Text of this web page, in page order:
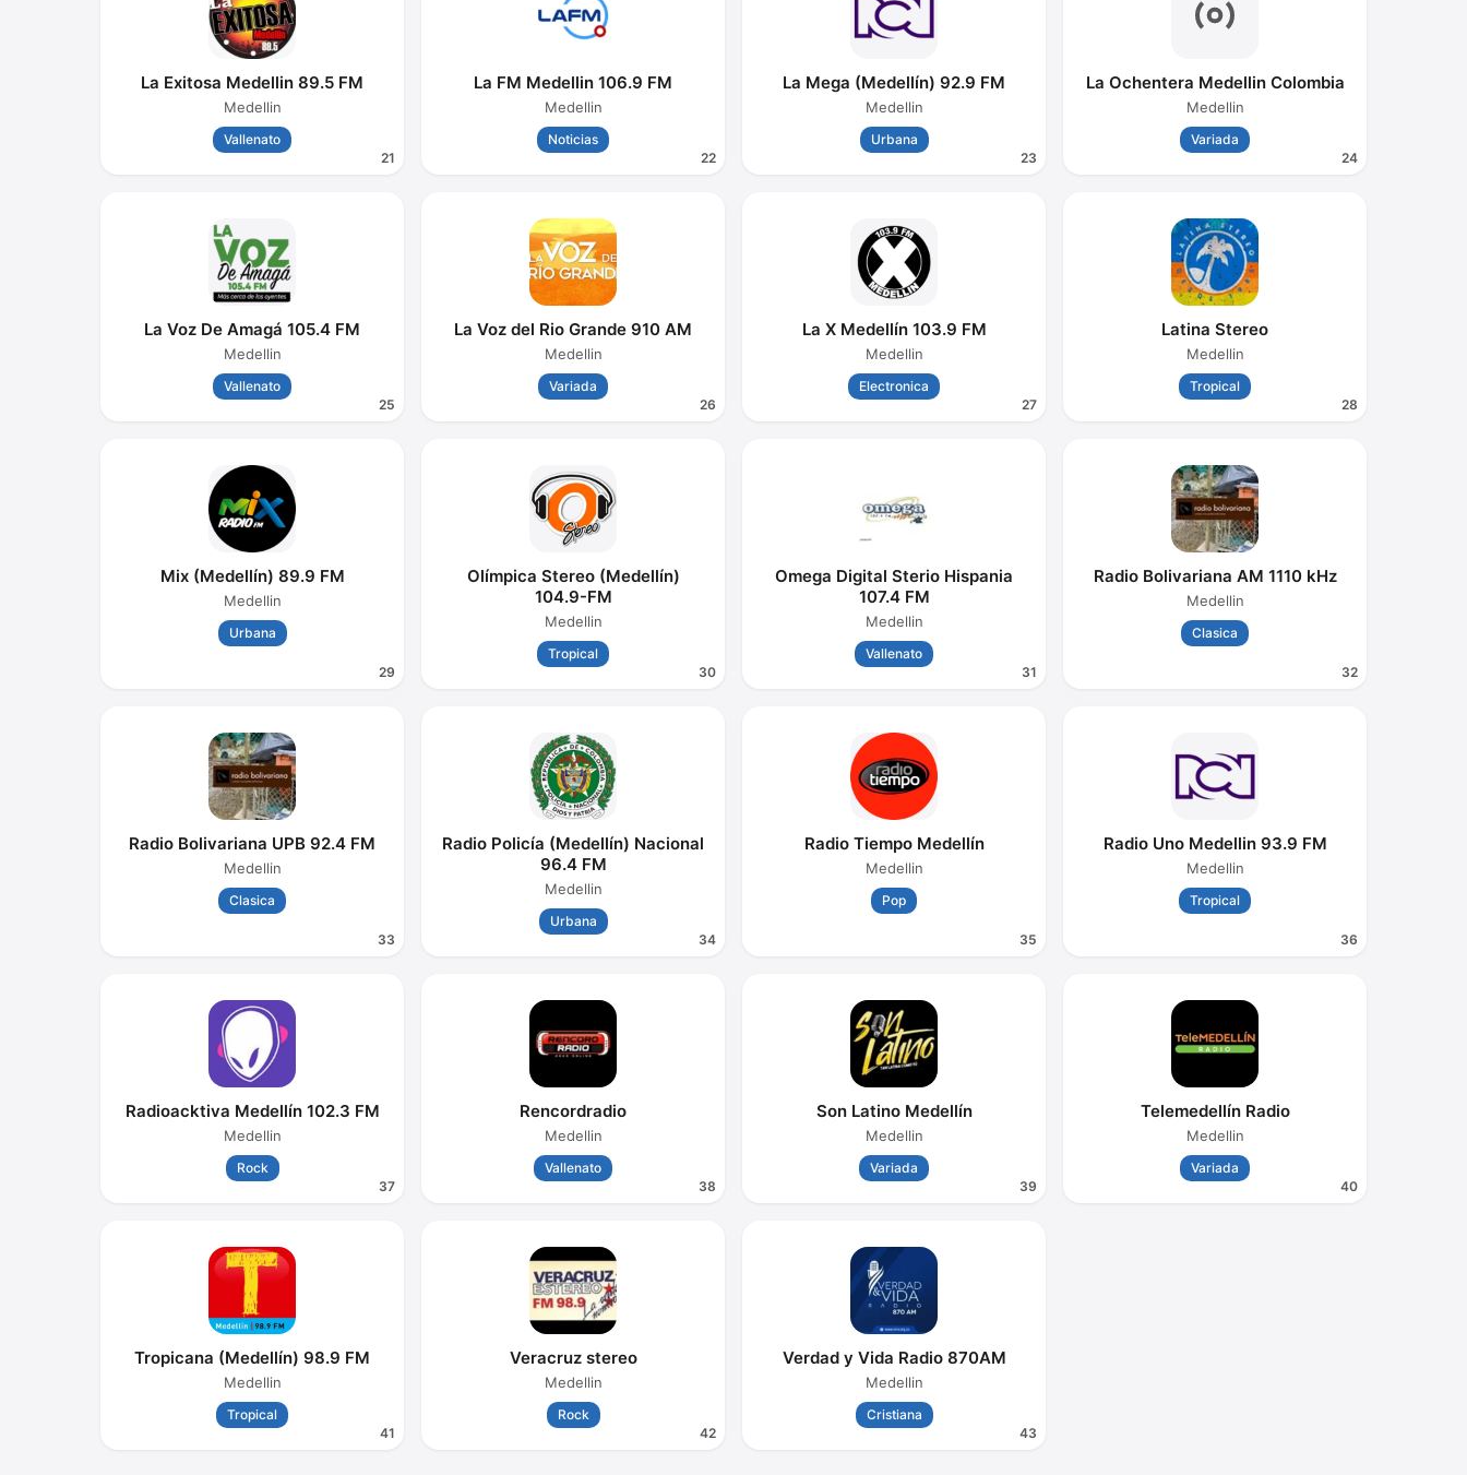
21
La Exitosa Medellin 89.5 FM
Medellin
Vallenato
22
La FM Medellin 106.9 FM
Medellin
Noticias
23
La Mega (Medellín) 92.9 FM
Medellin
Urbana
24
La Ochentera Medellin Colombia
Medellin
Variada
25
La Voz De Amagá 105.4 FM
Medellin
Vallenato
26
La Voz del Rio Grande 910 AM
Medellin
Variada
27
La X Medellín 103.9 FM
Medellin
Electronica
28
Latina Stereo
Medellin
Tropical
29
Mix (Medellín) 89.9 FM
Medellin
Urbana
30
Olímpica Stereo (Medellín)
104.9-FM
Medellin
Tropical
31
Omega Digital Sterio Hispania
107.4 FM
Medellin
Vallenato
32
Radio Bolivariana AM 1110 kHz
Medellin
Clasica
33
Radio Bolivariana UPB 92.4 FM
Medellin
Clasica
34
Radio Policía (Medellín) Nacional
96.4 FM
Medellin
Urbana
35
Radio Tiempo Medellín
Medellin
Pop
36
Radio Uno Medellin 93.9 FM
Medellin
Tropical
37
Radioacktiva Medellín 102.3 FM
Medellin
Rock
38
Rencordradio
Medellin
Vallenato
39
Son Latino Medellín
Medellin
Variada
40
Telemedellín Radio
Medellin
Variada
41
Tropicana (Medellín) 98.9 FM
Medellin
Tropical
42
Veracruz stereo
Medellin
Rock
43
Verdad y Vida Radio 870AM
Medellin
Cristiana